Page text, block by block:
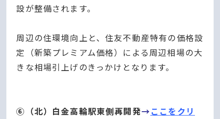
設が整備されます。
周辺の住環境向上と、住友不動産特有の価格設
定（新築プレミアム価格）による周辺相場の大
きな相場引上げのきっかけとなります。
⑥（北）白金高輪駅東側再開発→ここをクリ